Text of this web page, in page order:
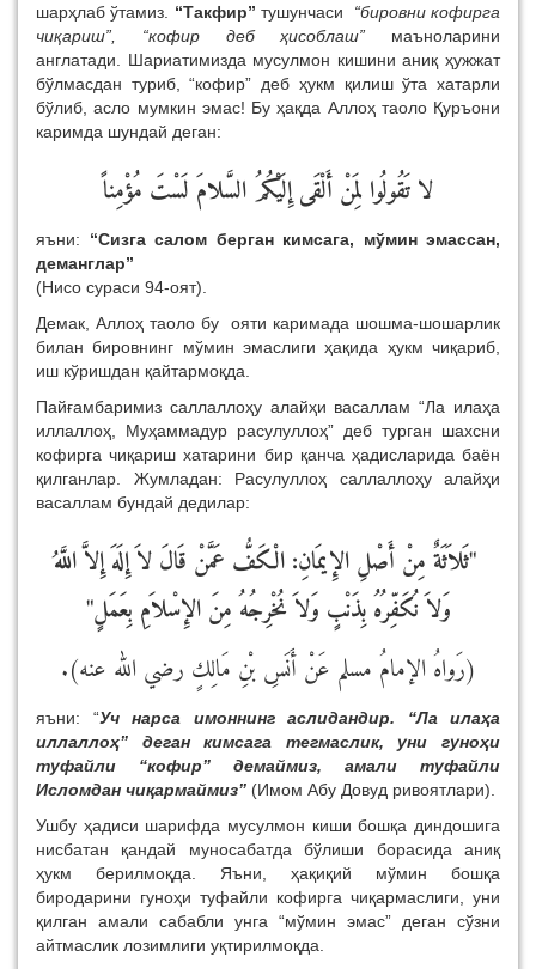
шарҳлаб ўтамиз. “Такфир” тушунчаси “бировни кофирга
чиқариш”,
“кофир деб ҳисоблаш” маъноларини
англатади. Шариатимизда мусулмон кишини аниқ ҳужжат
бўлмасдан туриб, “кофир” деб ҳукм қилиш ўта хатарли
бўлиб, асло мумкин эмас! Бу ҳақда Аллоҳ таоло Қуръони
каримда шундай деган:
لا تَقُولُوا لِمَنْ أَلْقَى إِلَيْكُمُ السَّلامَ لَسْتَ مُؤْمِناً
яъни: “Сизга салом берган кимсага, мўмин эмассан,
деманглар”
(Нисо сураси 94-оят).
Демак, Аллоҳ таоло бу ояти каримада шошма-шошарлик
билан бировнинг мўмин эмаслиги ҳақида ҳукм чиқариб,
иш кўришдан қайтармоқда.
Пайғамбаримиз саллаллоҳу алайҳи васаллам “Ла илаҳа
иллаллоҳ, Муҳаммадур расулуллоҳ” деб турган шахсни
кофирга чиқариш хатарини бир қанча ҳадисларида баён
қилганлар. Жумладан: Расулуллоҳ саллаллоҳу алайҳи
васаллам бундай дедилар:
‏"‏ثَلاَثَةٌ مِنْ أَصْلِ الإِيمَانِ:‏ الْكَفُّ عَمَّنْ قَالَ لاَ إِلَهَ إِلاَّ اللَّهُ
وَلاَ نُكَفِّرُهُ بِذَنْبٍ وَلاَ نُخْرِجُهُ مِنَ الإِسْلاَمِ بِعَمَلٍ"
(رَواهُ الإمامُ مسلم عَنْ أَنَسِ بْنِ مَالِكٍ رضي الله عنه).
яъни: “Уч нарса имоннинг аслидандир.
“Ла илаҳа
иллаллоҳ” деган кимсага тегмаслик, уни гуноҳи
туфайли “кофир” демаймиз, амали туфайли
Исломдан чиқармаймиз” (Имом Абу Довуд ривоятлари).
Ушбу ҳадиси шарифда мусулмон киши бошқа диндошига
нисбатан қандай муносабатда бўлиши борасида аниқ
ҳукм берилмоқда. Яъни, ҳақиқий мўмин бошқа
биродарини гуноҳи туфайли кофирга чиқармаслиги, уни
қилган амали сабабли унга “мўмин эмас” деган сўзни
айтмаслик лозимлиги уқтирилмоқда.